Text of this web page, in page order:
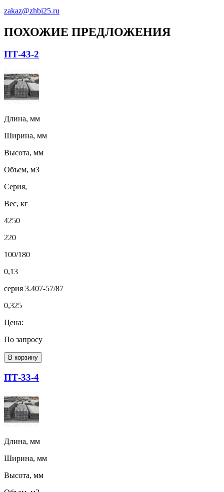
zakaz@zhbi25.ru
ПОХОЖИЕ ПРЕДЛОЖЕНИЯ
ПТ-43-2
Длина, мм
Ширина, мм
Высота, мм
Объем, м3
Серия,
Вес, кг
4250
220
100/180
0,13
серия 3.407-57/87
0,325
Цена:
По запросу
В корзину
ПТ-33-4
Длина, мм
Ширина, мм
Высота, мм